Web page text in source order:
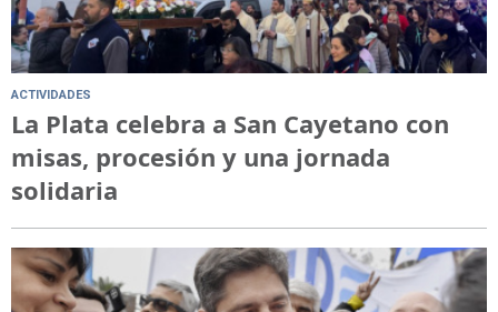
ACTIVIDADES
La Plata celebra a San Cayetano con
misas, procesión y una jornada
solidaria